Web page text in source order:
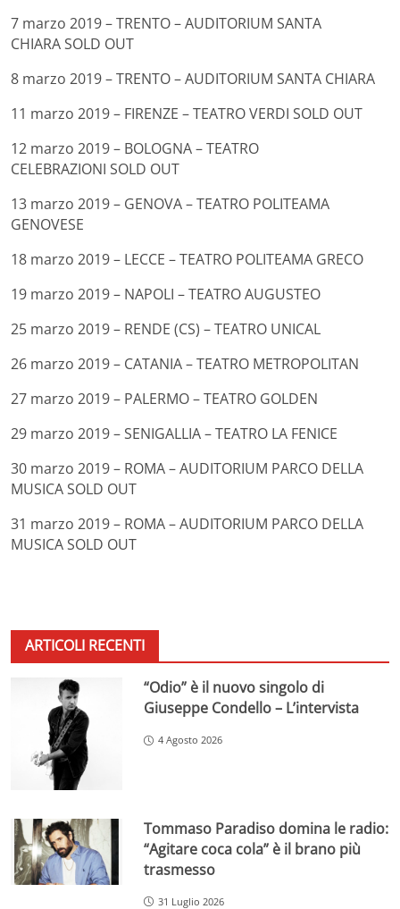
7 marzo 2019 – TRENTO – AUDITORIUM SANTA
CHIARA SOLD OUT
8 marzo 2019 – TRENTO – AUDITORIUM SANTA CHIARA
11 marzo 2019 – FIRENZE – TEATRO VERDI SOLD OUT
12 marzo 2019 – BOLOGNA – TEATRO
CELEBRAZIONI SOLD OUT
13 marzo 2019 – GENOVA – TEATRO POLITEAMA
GENOVESE
18 marzo 2019 – LECCE – TEATRO POLITEAMA GRECO
19 marzo 2019 – NAPOLI – TEATRO AUGUSTEO
25 marzo 2019 – RENDE (CS) – TEATRO UNICAL
26 marzo 2019 – CATANIA – TEATRO METROPOLITAN
27 marzo 2019 – PALERMO – TEATRO GOLDEN
29 marzo 2019 – SENIGALLIA – TEATRO LA FENICE
30 marzo 2019 – ROMA – AUDITORIUM PARCO DELLA
MUSICA SOLD OUT
31 marzo 2019 – ROMA – AUDITORIUM PARCO DELLA
MUSICA SOLD OUT
ARTICOLI RECENTI
“Odio” è il nuovo singolo di
Giuseppe Condello – L’intervista
4 Agosto 2026
Tommaso Paradiso domina le radio:
“Agitare coca cola” è il brano più
trasmesso
31 Luglio 2026